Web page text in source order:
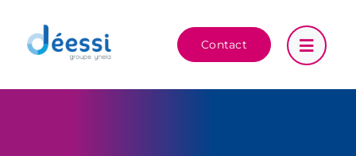
contenu
Contact